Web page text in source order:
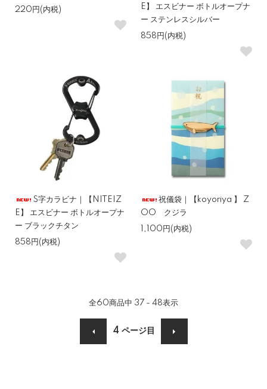
220円(内税)
E】 エスビナー ボトルオープナ
ー ステンレスシルバー
858円(内税)
S字カラビナ｜【NITEIZ
E】 エスビナー ボトルオープナ
ー ブラックチタン
858円(内税)
祝儀袋｜【koyoriya 】 Z
OO クジラ
1,100円(内税)
全60商品中 37 - 48表示
4 ページ目